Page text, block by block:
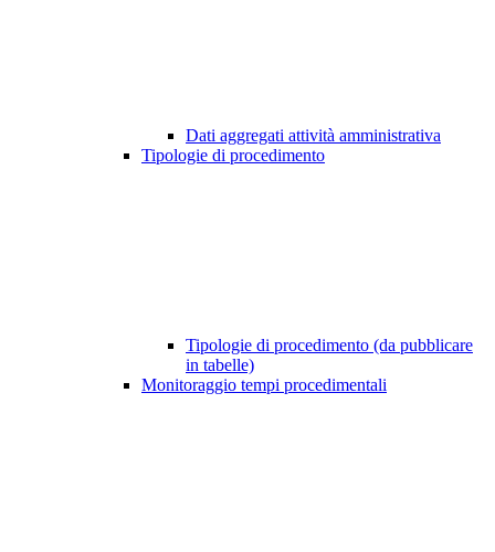
Dati aggregati attività amministrativa
Tipologie di procedimento
Tipologie di procedimento (da pubblicare
in tabelle)
Monitoraggio tempi procedimentali